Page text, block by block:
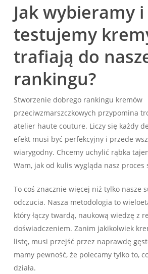
Jak wybieramy i
testujemy
trafiają do
rankingu?
Stworzenie dobrego rankingu kremów
przeciwzmarszczkowych przypomina
atelier haute couture. Liczy się każdy
efekt musi być perfekcyjny i przede
wiarygodny. Chcemy uchylić rąbka
Wam, jak od kulis wygląda nasz proces
To coś znacznie więcej niż tylko nasze
odczucia. Nasza metodologia to
który łączy twardą, naukową wiedzę z
doświadczeniem. Zanim jakikolwiek
listę, musi przejść przez naprawdę
mamy pewność, że polecamy tylko to,
działa.